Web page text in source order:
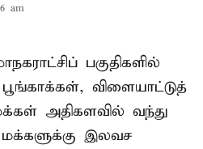
am
பகுதிகளில்
விளையாட்டுத்
அதிகளவில் வந்து
மக்களுக்கு இலவச